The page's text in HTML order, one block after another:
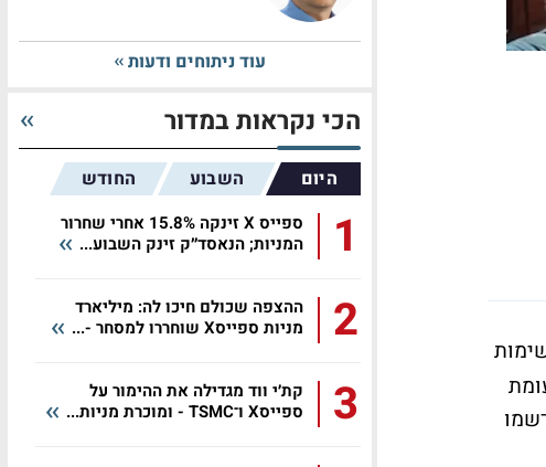
מרשימות
חד לעומת
עוד ניתוחים ודעות
הכי נקראות במדור
היום השבוע החודש
1
ספייס X זינקה 15.8% אחרי שחרור
המניות; הנאסד״ק זינק השבוע...
2
ההצפה שכולם חיכו לה: מיליארד
מניות ספייסX שוחררו למסחר -...
3
קת׳י ווד מגדילה את ההימור על
ספייסX ו־TSMC - ומוכרת מניות...